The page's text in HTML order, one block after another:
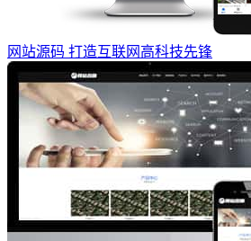
网站源码 打造互联网高科技先锋